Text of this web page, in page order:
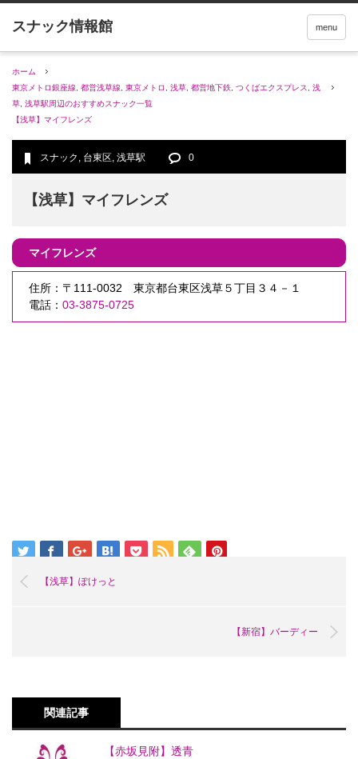
menu
ホーム
東京メトロ銀座線
都営浅草線 東京メトロ 浅草 都営地下鉄 つくばエクスプレス
浅
草 浅草駅周辺のおすすめスナック一覧
【浅草】マイフレンズ
スナック , 台東区, 浅草駅 0
【浅草】マイフレンズ
マイフレンズ
住所：〒111-0032 東京都台東区浅草５丁目３４－１
電話： 03-3875-0725
【浅草】ぽけっと
【新宿】バーディー
関連記事
【赤坂見附】透青